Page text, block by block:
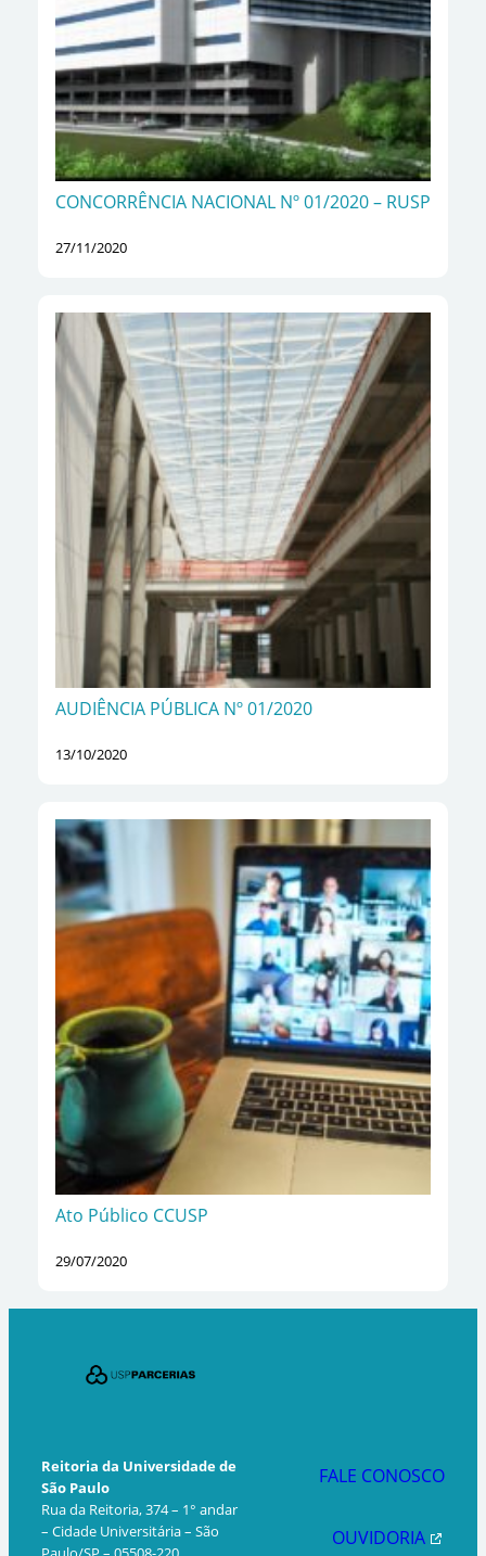
CONCORRÊNCIA NACIONAL Nº 01/2020 – RUSP​
27/11/2020
AUDIÊNCIA PÚBLICA Nº 01/2020
13/10/2020
Ato Público CCUSP
29/07/2020
Reitoria da Universidade de
São Paulo
Rua da Reitoria, 374 – 1° andar
– Cidade Universitária – São
FALE CONOSCO
OUVIDORIA